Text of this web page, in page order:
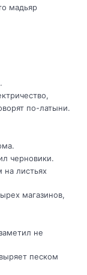
мадьяр
по-латыни.
черновики.
на листьях
магазинов,
не
песком